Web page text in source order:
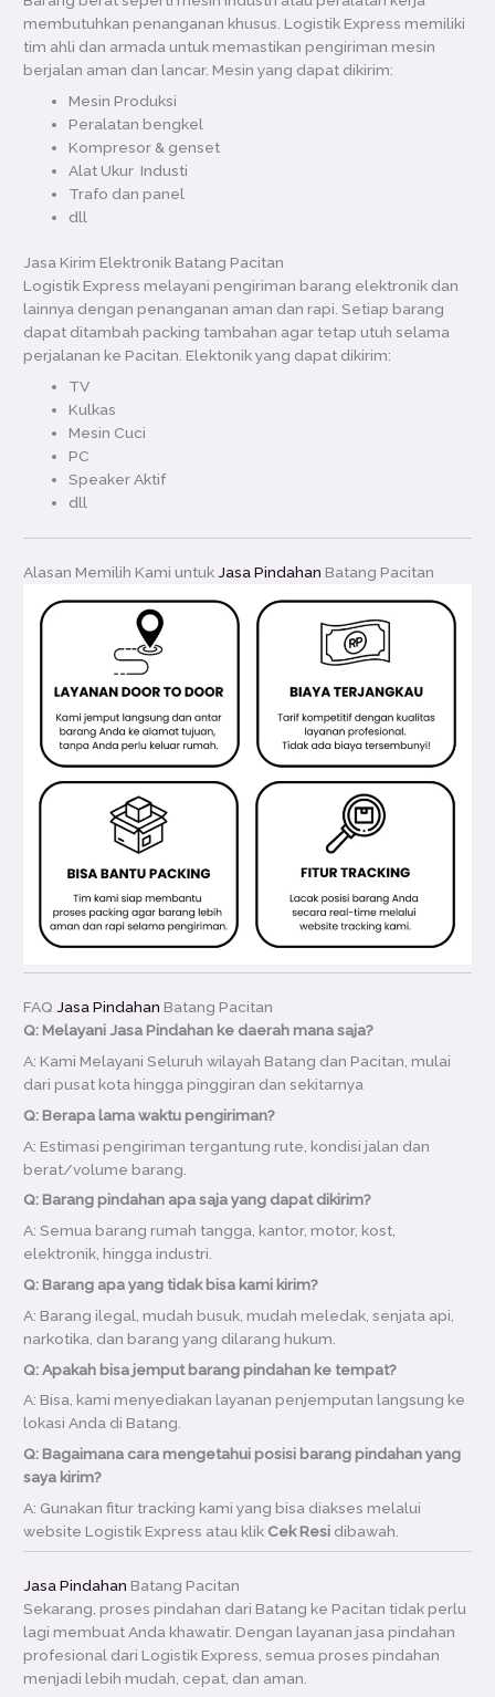
membutuhkan penanganan khusus. Logistik Express memiliki
tim ahli dan armada untuk memastikan pengiriman mesin
berjalan aman dan lancar. Mesin yang dapat dikirim:
Mesin Produksi
Peralatan bengkel
Kompresor & genset
Alat Ukur Industi
Trafo dan panel
dll
Jasa Kirim Elektronik Batang Pacitan
Logistik Express melayani pengiriman barang elektronik dan
lainnya dengan penanganan aman dan rapi. Setiap barang
dapat ditambah packing tambahan agar tetap utuh selama
perjalanan ke Pacitan. Elektonik yang dapat dikirim:
TV
Kulkas
Mesin Cuci
PC
Speaker Aktif
dll
Alasan Memilih Kami untuk Jasa Pindahan Batang Pacitan
FAQ Jasa Pindahan Batang Pacitan
Q: Melayani Jasa Pindahan ke daerah mana saja?
A: Kami Melayani Seluruh wilayah Batang dan Pacitan, mulai
dari pusat kota hingga pinggiran dan sekitarnya
Q: Berapa lama waktu pengiriman?
A: Estimasi pengiriman tergantung rute, kondisi jalan dan
berat/volume barang.
Q: Barang pindahan apa saja yang dapat dikirim?
A: Semua barang rumah tangga, kantor, motor, kost,
elektronik, hingga industri.
Q: Barang apa yang tidak bisa kami kirim?
A: Barang ilegal, mudah busuk, mudah meledak, senjata api,
narkotika, dan barang yang dilarang hukum.
Q: Apakah bisa jemput barang pindahan ke tempat?
A: Bisa, kami menyediakan layanan penjemputan langsung ke
lokasi Anda di Batang.
Q: Bagaimana cara mengetahui posisi barang pindahan yang
saya kirim?
A: Gunakan fitur tracking kami yang bisa diakses melalui
website Logistik Express atau klik Cek Resi dibawah.
Jasa Pindahan Batang Pacitan
Sekarang, proses pindahan dari Batang ke Pacitan tidak perlu
lagi membuat Anda khawatir. Dengan layanan jasa pindahan
profesional dari Logistik Express, semua proses pindahan
menjadi lebih mudah, cepat, dan aman.